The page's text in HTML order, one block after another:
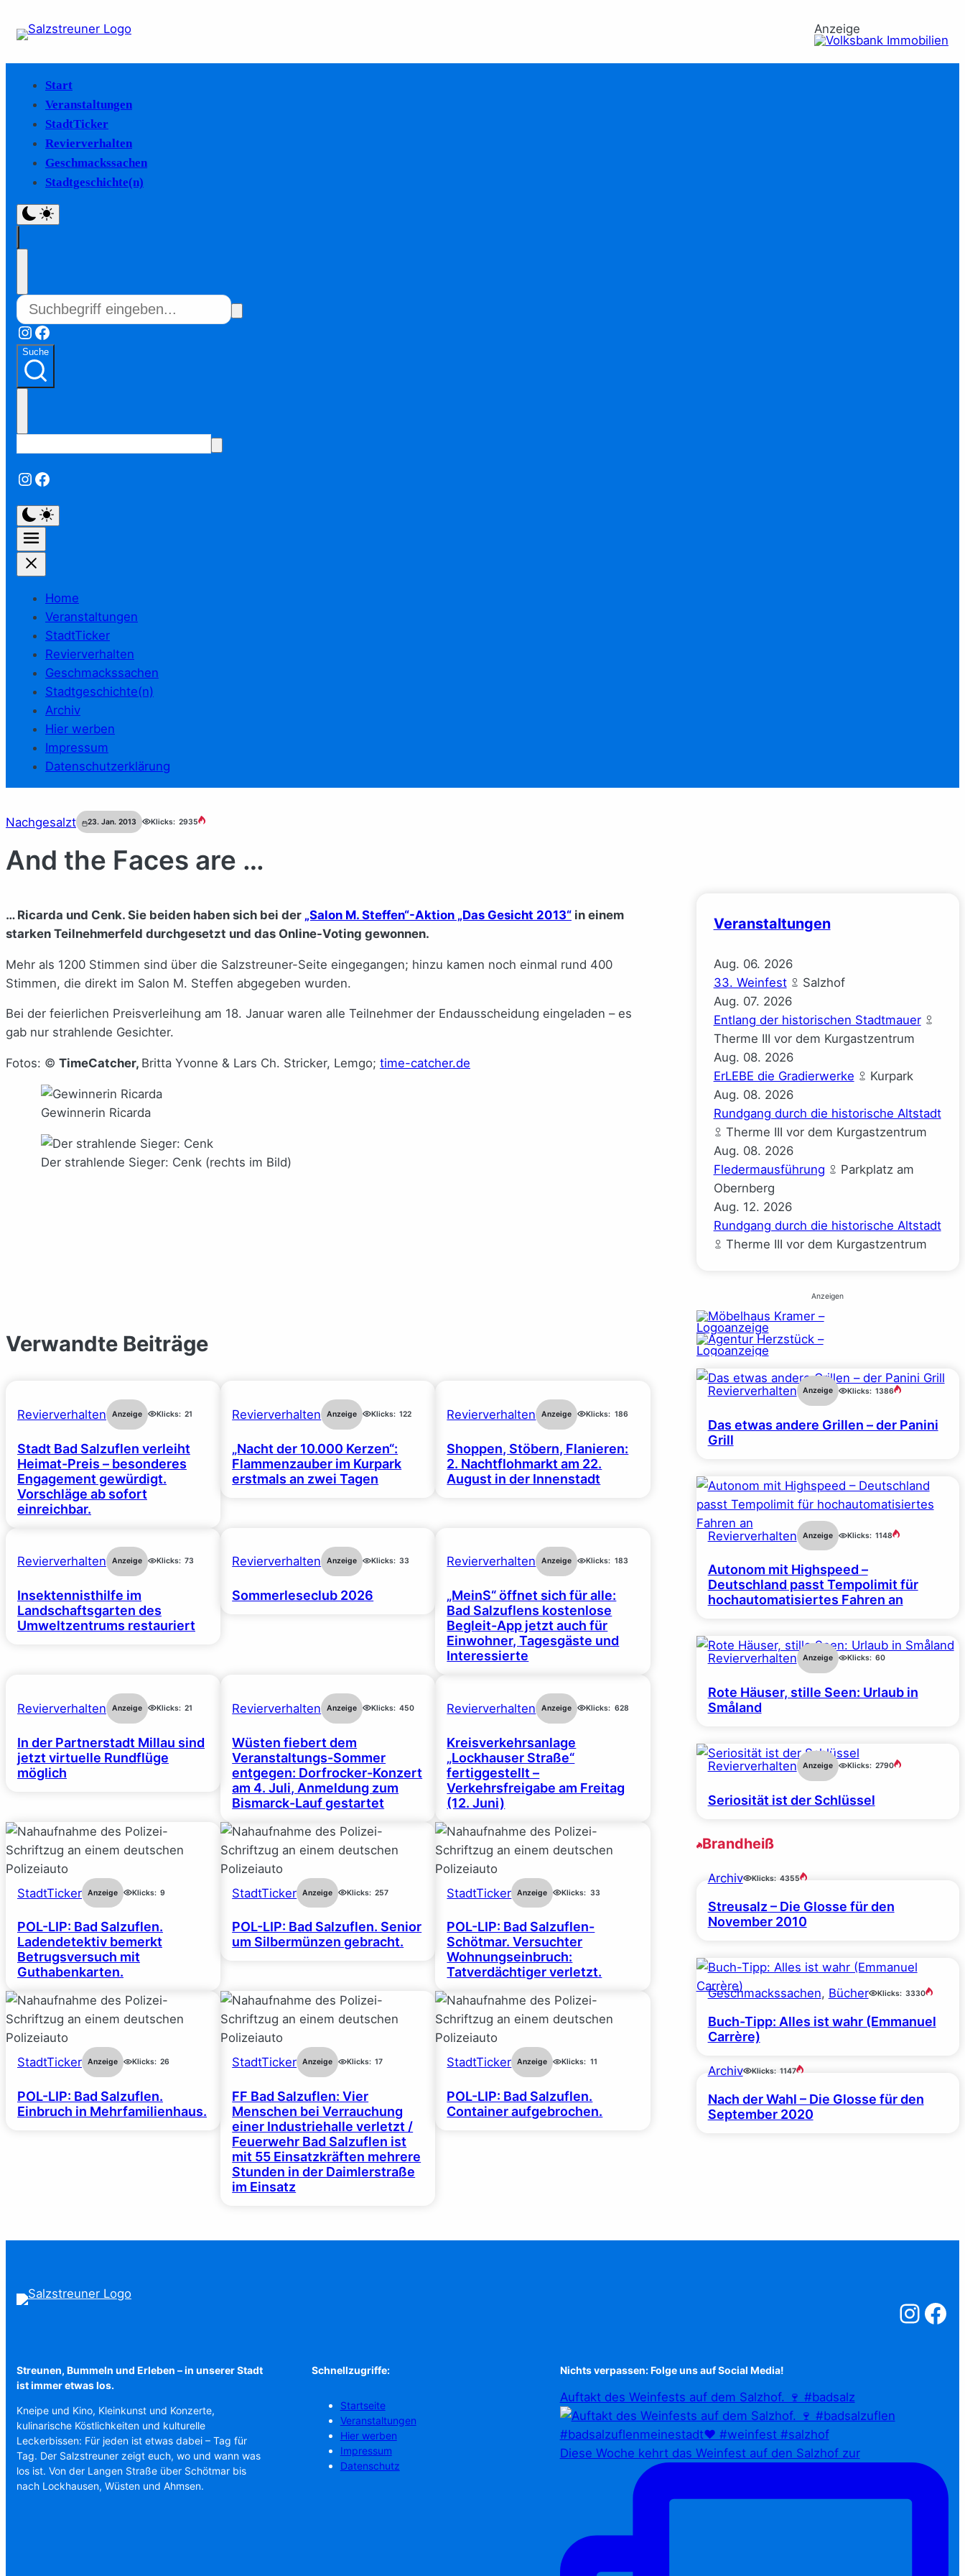
Anzeige
Start
Veranstaltungen
StadtTicker
Revierverhalten
Geschmackssachen
Stadtgeschichte(n)
Instagram
Facebook
Suche
Instagram
Facebook
Home
Veranstaltungen
StadtTicker
Revierverhalten
Geschmackssachen
Stadtgeschichte(n)
Archiv
Hier werben
Impressum
Datenschutzerklärung
Nachgesalzt 23. Jan. 2013 Klicks: 2935
And the Faces are …
… Ricarda und Cenk. Sie beiden haben sich bei der „Salon M. Steffen“-Aktion „Das Gesicht 2013“ in einem
starken Teilnehmerfeld durchgesetzt und das Online-Voting gewonnen.
Mehr als 1200 Stimmen sind über die Salzstreuner-Seite eingegangen; hinzu kamen noch einmal rund 400
Stimmen, die direkt im Salon M. Steffen abgegeben wurden.
Bei der feierlichen Preisverleihung am 18. Januar waren alle Teilnehmer der Endausscheidung eingeladen – es
gab nur strahlende Gesichter.
Fotos: © TimeCatcher, Britta Yvonne & Lars Ch. Stricker, Lemgo; time-catcher.de
Gewinnerin Ricarda
Der strahlende Sieger: Cenk (rechts im Bild)
Verwandte Beiträge
Revierverhalten Anzeige Klicks: 21
Stadt Bad Salzuflen verleiht
Heimat-Preis – besonderes
Engagement gewürdigt.
Vorschläge ab sofort
einreichbar.
Revierverhalten Anzeige Klicks: 122
„Nacht der 10.000 Kerzen“:
Flammenzauber im Kurpark
erstmals an zwei Tagen
Revierverhalten Anzeige Klicks: 186
Shoppen, Stöbern, Flanieren:
2. Nachtflohmarkt am 22.
August in der Innenstadt
Revierverhalten Anzeige Klicks: 73
Insektennisthilfe im
Landschaftsgarten des
Umweltzentrums restauriert
Revierverhalten Anzeige Klicks: 33
Sommerleseclub 2026
Revierverhalten Anzeige Klicks: 183
„MeinS“ öffnet sich für alle:
Bad Salzuflens kostenlose
Begleit-App jetzt auch für
Einwohner, Tagesgäste und
Interessierte
Revierverhalten Anzeige Klicks: 21
In der Partnerstadt Millau sind
jetzt virtuelle Rundflüge
möglich
Revierverhalten Anzeige Klicks: 450
Wüsten fiebert dem
Veranstaltungs-Sommer
entgegen: Dorfrocker-Konzert
am 4. Juli, Anmeldung zum
Bismarck-Lauf gestartet
Revierverhalten Anzeige Klicks: 628
Kreisverkehrsanlage
„Lockhauser Straße“
fertiggestellt –
Verkehrsfreigabe am Freitag
(12. Juni)
StadtTicker Anzeige Klicks: 9
POL-LIP: Bad Salzuflen.
Ladendetektiv bemerkt
Betrugsversuch mit
Guthabenkarten.
StadtTicker Anzeige Klicks: 257
POL-LIP: Bad Salzuflen. Senior
um Silbermünzen gebracht.
StadtTicker Anzeige Klicks: 33
POL-LIP: Bad Salzuflen-
Schötmar. Versuchter
Wohnungseinbruch:
Tatverdächtiger verletzt.
StadtTicker Anzeige Klicks: 26
POL-LIP: Bad Salzuflen.
Einbruch in Mehrfamilienhaus.
StadtTicker Anzeige Klicks: 17
FF Bad Salzuflen: Vier
Menschen bei Verrauchung
einer Industriehalle verletzt /
Feuerwehr Bad Salzuflen ist
mit 55 Einsatzkräften mehrere
Stunden in der Daimlerstraße
im Einsatz
StadtTicker Anzeige Klicks: 11
POL-LIP: Bad Salzuflen.
Container aufgebrochen.
Veranstaltungen
Aug. 06. 2026
33. Weinfest
Salzhof
Aug. 07. 2026
Entlang der historischen Stadtmauer
Therme III vor dem Kurgastzentrum
Aug. 08. 2026
ErLEBE die Gradierwerke
Kurpark
Aug. 08. 2026
Rundgang durch die historische Altstadt
Therme III vor dem Kurgastzentrum
Aug. 08. 2026
Fledermausführung
Parkplatz am
Obernberg
Aug. 12. 2026
Rundgang durch die historische Altstadt
Therme III vor dem Kurgastzentrum
Anzeigen
Revierverhalten Anzeige Klicks: 1386
Das etwas andere Grillen – der Panini
Grill
Revierverhalten Anzeige Klicks: 1148
Autonom mit Highspeed –
Deutschland passt Tempolimit für
hochautomatisiertes Fahren an
Revierverhalten Anzeige Klicks: 60
Rote Häuser, stille Seen: Urlaub in
Småland
Revierverhalten Anzeige Klicks: 2790
Seriosität ist der Schlüssel
Brandheiß
Archiv Klicks: 4355
Streusalz – Die Glosse für den
November 2010
Geschmackssachen, Bücher Klicks: 3330
Buch-Tipp: Alles ist wahr (Emmanuel
Carrère)
Archiv Klicks: 1147
Nach der Wahl – Die Glosse für den
September 2020
Salzstreuner
Streunen, Bummeln und Erleben – in unserer Stadt
ist immer etwas los.
Kneipe und Kino, Kleinkunst und Konzerte,
kulinarische Köstlichkeiten und kulturelle
Leckerbissen: Für jeden ist etwas dabei – Tag für
Tag. Der Salzstreuner zeigt euch, wo und wann was
los ist. Von der Langen Straße über Schötmar bis
nach Lockhausen, Wüsten und Ahmsen.
Schnellzugriffe:
Startseite
Veranstaltungen
Hier werben
Impressum
Datenschutz
Nichts verpassen: Folge uns auf Social Media!
Auftakt des Weinfests auf dem Salzhof. 🍷 #badsalz
Diese Woche kehrt das Weinfest auf den Salzhof zur